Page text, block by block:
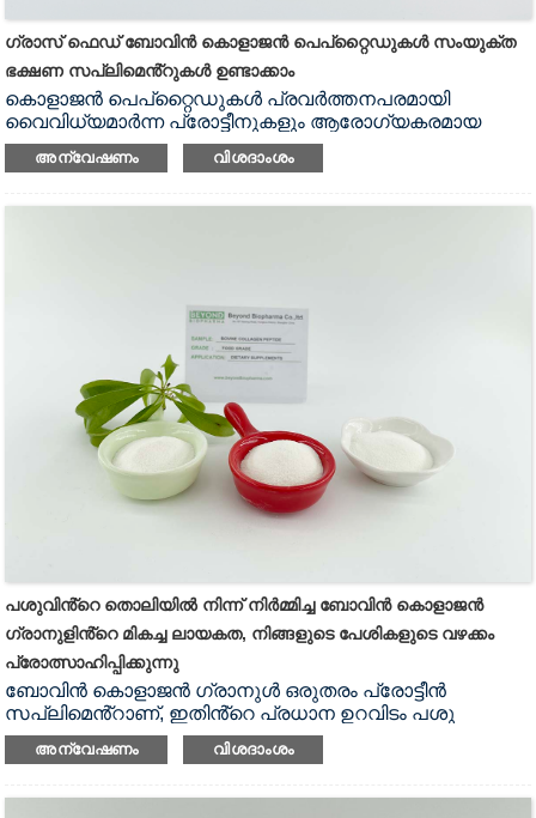
ഗ്രാസ് ഫെഡ് ബോവിൻ കൊളാജൻ പെപ്റ്റൈഡുകൾ സംയുക്ത
ഭക്ഷണ സപ്ലിമെൻ്റുകൾ ഉണ്ടാക്കാം
കൊളാജൻ പെപ്റ്റൈഡുകൾ പ്രവർത്തനപരമായി
വൈവിധ്യമാർന്ന പ്രോട്ടീനുകളും ആരോഗ്യകരമായ
പോഷകാഹാര ഘടനയിലെ ഒരു പ്രധാന
ഘടകവുമാണ്.അവയുടെ പോഷകവും ശാരീരികവുമായ
ആരോഗ്യം പ്രോത്സാഹിപ്പിക്കുകയും മനോഹരമായ
പെപ്റ്റൈഡിന് പല രാസ ഘടകങ്ങളുടെയും ദോഷം
ഒഴിവാക്കാനാകും.ബോവിൻ കൊളാജൻ പെപ്റ്റൈഡിൻ്റെ
ശുദ്ധമായ പ്രകൃതിദത്ത ഉറവിടം മനുഷ്യൻ്റെ
സന്ധികളുടെയും ചർമ്മത്തിൻ്റെയും ആരോഗ്യത്തിന്
കൂടുതൽ ഉറപ്പുനൽകുന്നു.
അന്വേഷണം വിശദാംശം
പശുവിൻ്റെ തൊലിയിൽ നിന്ന് നിർമ്മിച്ച ബോവിൻ കൊളാജൻ
ഗ്രാനുളിൻ്റെ മികച്ച ലായകത, നിങ്ങളുടെ പേശികളുടെ വഴക്കം
പ്രോത്സാഹിപ്പിക്കുന്നു
ബോവിൻ കൊളാജൻ ഗ്രാനുൾ ഒരുതരം പ്രോട്ടീൻ
സപ്ലിമെൻ്റാണ്, ഇതിൻ്റെ പ്രധാന ഉറവിടം പശു
പുല്ലിൻ്റെ തോലിൽ നിന്നാണ്.പശുത്തോലിൽ
പ്രോട്ടീൻ്റെ ഉള്ളടക്കം വളരെ സമൃദ്ധമാണ്, അത് ശരിയായി
ഫലപ്രദമായി മെച്ചപ്പെടുത്തും.ബോവിൻ കൊളാജൻ
അന്വേഷണം വിശദാംശം